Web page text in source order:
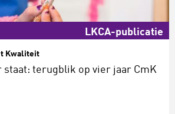
LKCA-publicatie
Kwaliteit
staat: terugblik op vier jaar CmK